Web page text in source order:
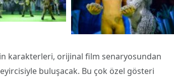
karakterleri, orijinal film senaryosundan
buluşacak. Bu çok özel gösteri